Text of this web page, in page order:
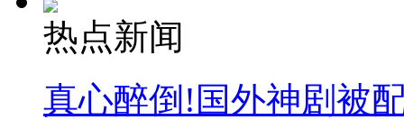
热点新闻
真心醉倒!国外神剧被